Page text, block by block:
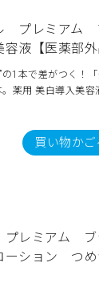
プレミアム
液【医薬部外
1本で差がつく！「
薬用 美白導入美容
買い物かご
レミアム ブ
ーション つ